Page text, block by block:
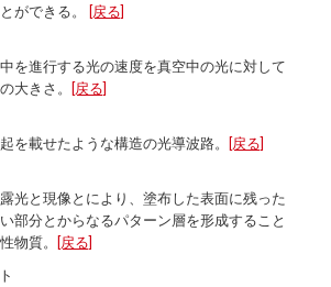
ができる。
[戻る]
を進行する光の速度を真空中の光に対して
大きさ。
[戻る]
を載せたような構造の光導波路。
[戻る]
光と現像とにより、塗布した表面に残った
部分とからなるパターン層を形成すること
物質。
[戻る]